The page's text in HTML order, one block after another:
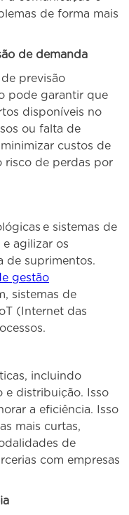
de forma mais
de demanda
previsão
pode garantir que
disponíveis no
ou falta de
custos de
risco de perdas por
e sistemas de
agilizar os
de suprimentos.
gestão
sistemas de
(Internet das
incluindo
e distribuição. Isso
a eficiência. Isso
mais curtas,
de
com empresas